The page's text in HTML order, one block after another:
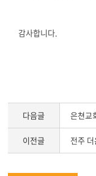
감사합니다.
다음글 은쳔교
이전글 전주